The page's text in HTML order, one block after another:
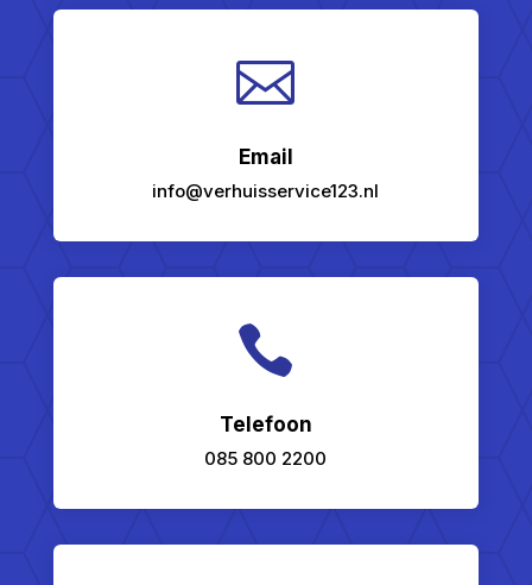

Email
info@verhuisservice123.nl

Telefoon
085 800 2200